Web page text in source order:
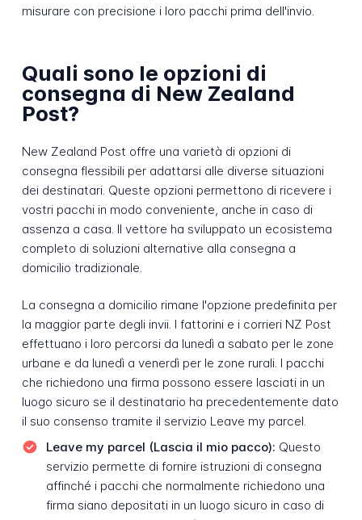
misurare con precisione i loro pacchi prima dell'invio.
Quali sono le opzioni di
consegna di New Zealand
Post?
New Zealand Post offre una varietà di opzioni di
consegna flessibili per adattarsi alle diverse situazioni
dei destinatari. Queste opzioni permettono di ricevere i
vostri pacchi in modo conveniente, anche in caso di
assenza a casa. Il vettore ha sviluppato un ecosistema
completo di soluzioni alternative alla consegna a
domicilio tradizionale.
La consegna a domicilio rimane l'opzione predefinita per
la maggior parte degli invii. I fattorini e i corrieri NZ Post
effettuano i loro percorsi da lunedì a sabato per le zone
urbane e da lunedì a venerdì per le zone rurali. I pacchi
che richiedono una firma possono essere lasciati in un
luogo sicuro se il destinatario ha precedentemente dato
il suo consenso tramite il servizio Leave my parcel.
Leave my parcel (Lascia il mio pacco): Questo
servizio permette di fornire istruzioni di consegna
affinché i pacchi che normalmente richiedono una
firma siano depositati in un luogo sicuro in caso di